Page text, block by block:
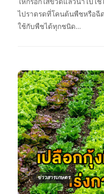
ไปราดรดที่โคนต้นพืชหรือฉี
ใช้กับพืชได้ทุกชนิด…
ข่าวสารเกษตร